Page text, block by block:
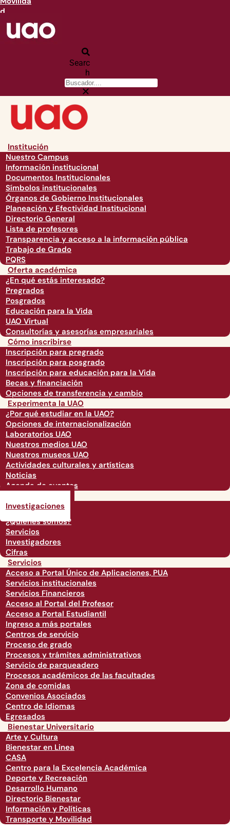
d
Searc
h
Institución
Nuestro Campus
Información institucional
Documentos Institucionales
Símbolos institucionales
Órganos de Gobierno Institucionales
Planeación y Efectividad Institucional
Directorio General
Lista de profesores
Transparencia y acceso a la información pública
Trabajo de Grado
PQRS
Oferta académica
¿En qué estás interesado?
Pregrados
Posgrados
Educación para la Vida
UAO Virtual
Consultorías y asesorías empresariales
Cómo inscribirse
Inscripción para pregrado
Inscripción para posgrado
Inscripción para educación para la Vida
Becas y financiación
Opciones de transferencia y cambio
Experimenta la UAO
¿Por qué estudiar en la UAO?
Opciones de internacionalización
Laboratorios UAO
Nuestros medios UAO
Nuestros museos UAO
Actividades culturales y artísticas
Noticias
Agenda de eventos
Investigaciones
¿Quiénes somos?
Servicios
Investigadores
Cifras
Servicios
Acceso a Portal Único de Aplicaciones, PUA
Servicios institucionales
Servicios Financieros
Acceso al Portal del Profesor
Acceso a Portal Estudiantil
Ingreso a más portales
Centros de servicio
Proceso de grado
Procesos y trámites administrativos
Servicio de parqueadero
Procesos académicos de las facultades
Zona de comidas
Convenios Asociados
Centro de Idiomas
Egresados
Bienestar Universitario
Arte y Cultura
Bienestar en Linea
CASA
Centro para la Excelencia Académica
Deporte y Recreación
Desarrollo Humano
Directorio Bienestar
Información y Políticas
Transporte y Movilidad